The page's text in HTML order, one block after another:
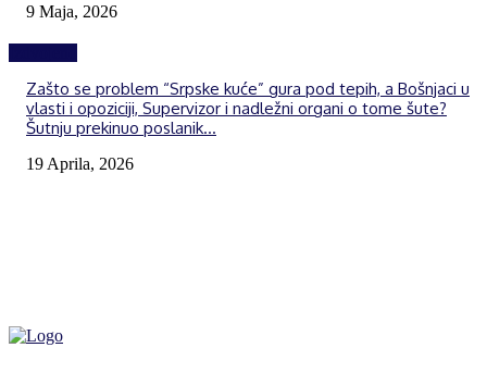
9 Maja, 2026
Zašto se problem “Srpske kuće” gura pod tepih, a Bošnjaci u
vlasti i opoziciji, Supervizor i nadležni organi o tome šute?
Šutnju prekinuo poslanik...
19 Aprila, 2026